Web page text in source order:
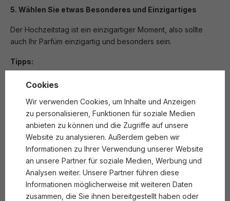
5. Wählen Sie etwas Besonderes und Einzigartiges
Der Hochzeitstag ist ein einzigartiger Moment, also sollte
auch Ihr Parfüm einzigartig und besonders sein.
Tipps:
‣ Wählen Sie ein Parfüm, das Sie noch nie benutzt haben, um
machen.
‣ Sie können auch ein individuelles Parfüm mit Ihren
Lieblingszutaten kreieren lassen.
Der beste Duft für eine Hochzeit:
Empfehlungen für die Braut
Xerjoff Dama Bianca
Cookies
Wir verwenden Cookies, um Inhalte und Anzeigen
zu personalisieren, Funktionen für soziale Medien
anbieten zu können und die Zugriffe auf unsere
Website zu analysieren. Außerdem geben wir
Informationen zu Ihrer Verwendung unserer Website
an unsere Partner für soziale Medien, Werbung und
Analysen weiter. Unsere Partner führen diese
Informationen möglicherweise mit weiteren Daten
zusammen, die Sie ihnen bereitgestellt haben oder